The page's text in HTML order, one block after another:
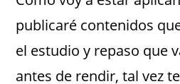
publicaré contenidos
el estudio y repaso que
antes de rendir, tal vez